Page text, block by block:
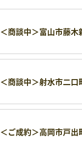
＜商談中＞富山市藤木
＜商談中＞射水市二口
＜ご成約＞高岡市戸出